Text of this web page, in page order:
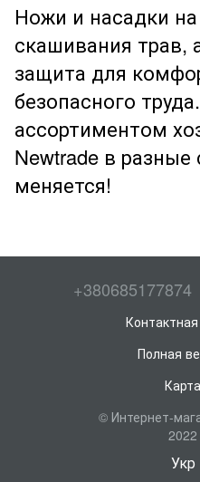
Ножи и насадки
скашивания трав,
защита для
безопасного
ассортиментом
Newtrade в разные
меняется!
+380685177874
Полная
© Интернет-
Укр